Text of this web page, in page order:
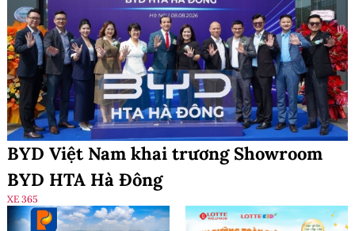
BYD Việt Nam khai trương Showroom
BYD HTA Hà Đông
XE 365